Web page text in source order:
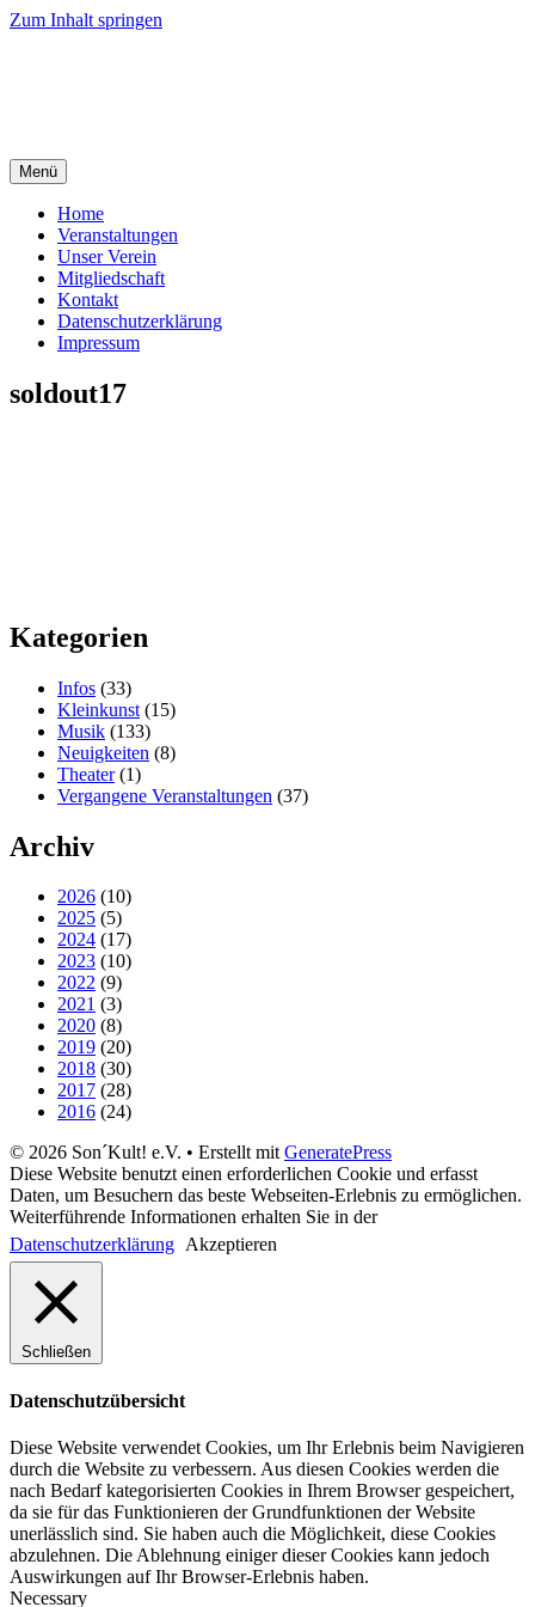
Zum Inhalt springen
Menü
Home
Veranstaltungen
Unser Verein
Mitgliedschaft
Kontakt
Datenschutzerklärung
Impressum
soldout17
Kategorien
Infos (33)
Kleinkunst (15)
Musik (133)
Neuigkeiten (8)
Theater(1)
Vergangene Veranstaltungen (37)
Archiv
2026 (10)
2025 (5)
2024 (17)
2023 (10)
2022 (9)
2021 (3)
2020 (8)
2019 (20)
2018 (30)
2017 (28)
2016 (24)
© 2026 Son´Kult! e.V. • Erstellt mitGeneratePress
Diese Website benutzt einen erforderlichen Cookie und erfasst
Daten, um Besuchern das beste Webseiten-Erlebnis zu ermöglichen.
Weiterführende Informationen erhalten Sie in der
Datenschutzerklärung Akzeptieren
Schließen
Datenschutzübersicht
Diese Website verwendet Cookies, um Ihr Erlebnis beim Navigieren
durch die Website zu verbessern. Aus diesen Cookies werden die
nach Bedarf kategorisierten Cookies in Ihrem Browser gespeichert,
da sie für das Funktionieren der Grundfunktionen der Website
unerlässlich sind. Sie haben auch die Möglichkeit, diese Cookies
abzulehnen. Die Ablehnung einiger dieser Cookies kann jedoch
Auswirkungen auf Ihr Browser-Erlebnis haben.
Necessary